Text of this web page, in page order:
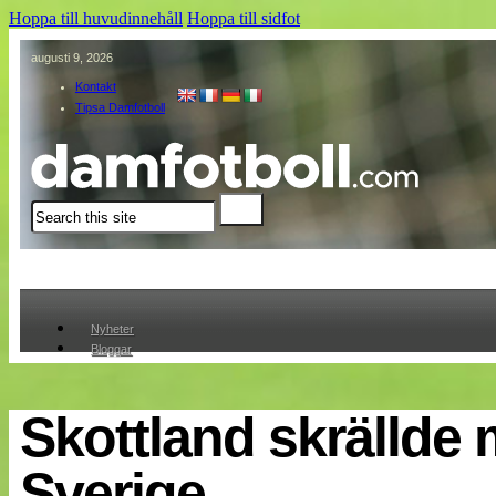
Hoppa till huvudinnehåll Hoppa till sidfot
augusti 9, 2026
Kontakt
Tipsa Damfotboll
Sök
Nyheter
Bloggar
Cuper
Medlemmar
Medlemsbilder
Om oss
Skottland skrällde